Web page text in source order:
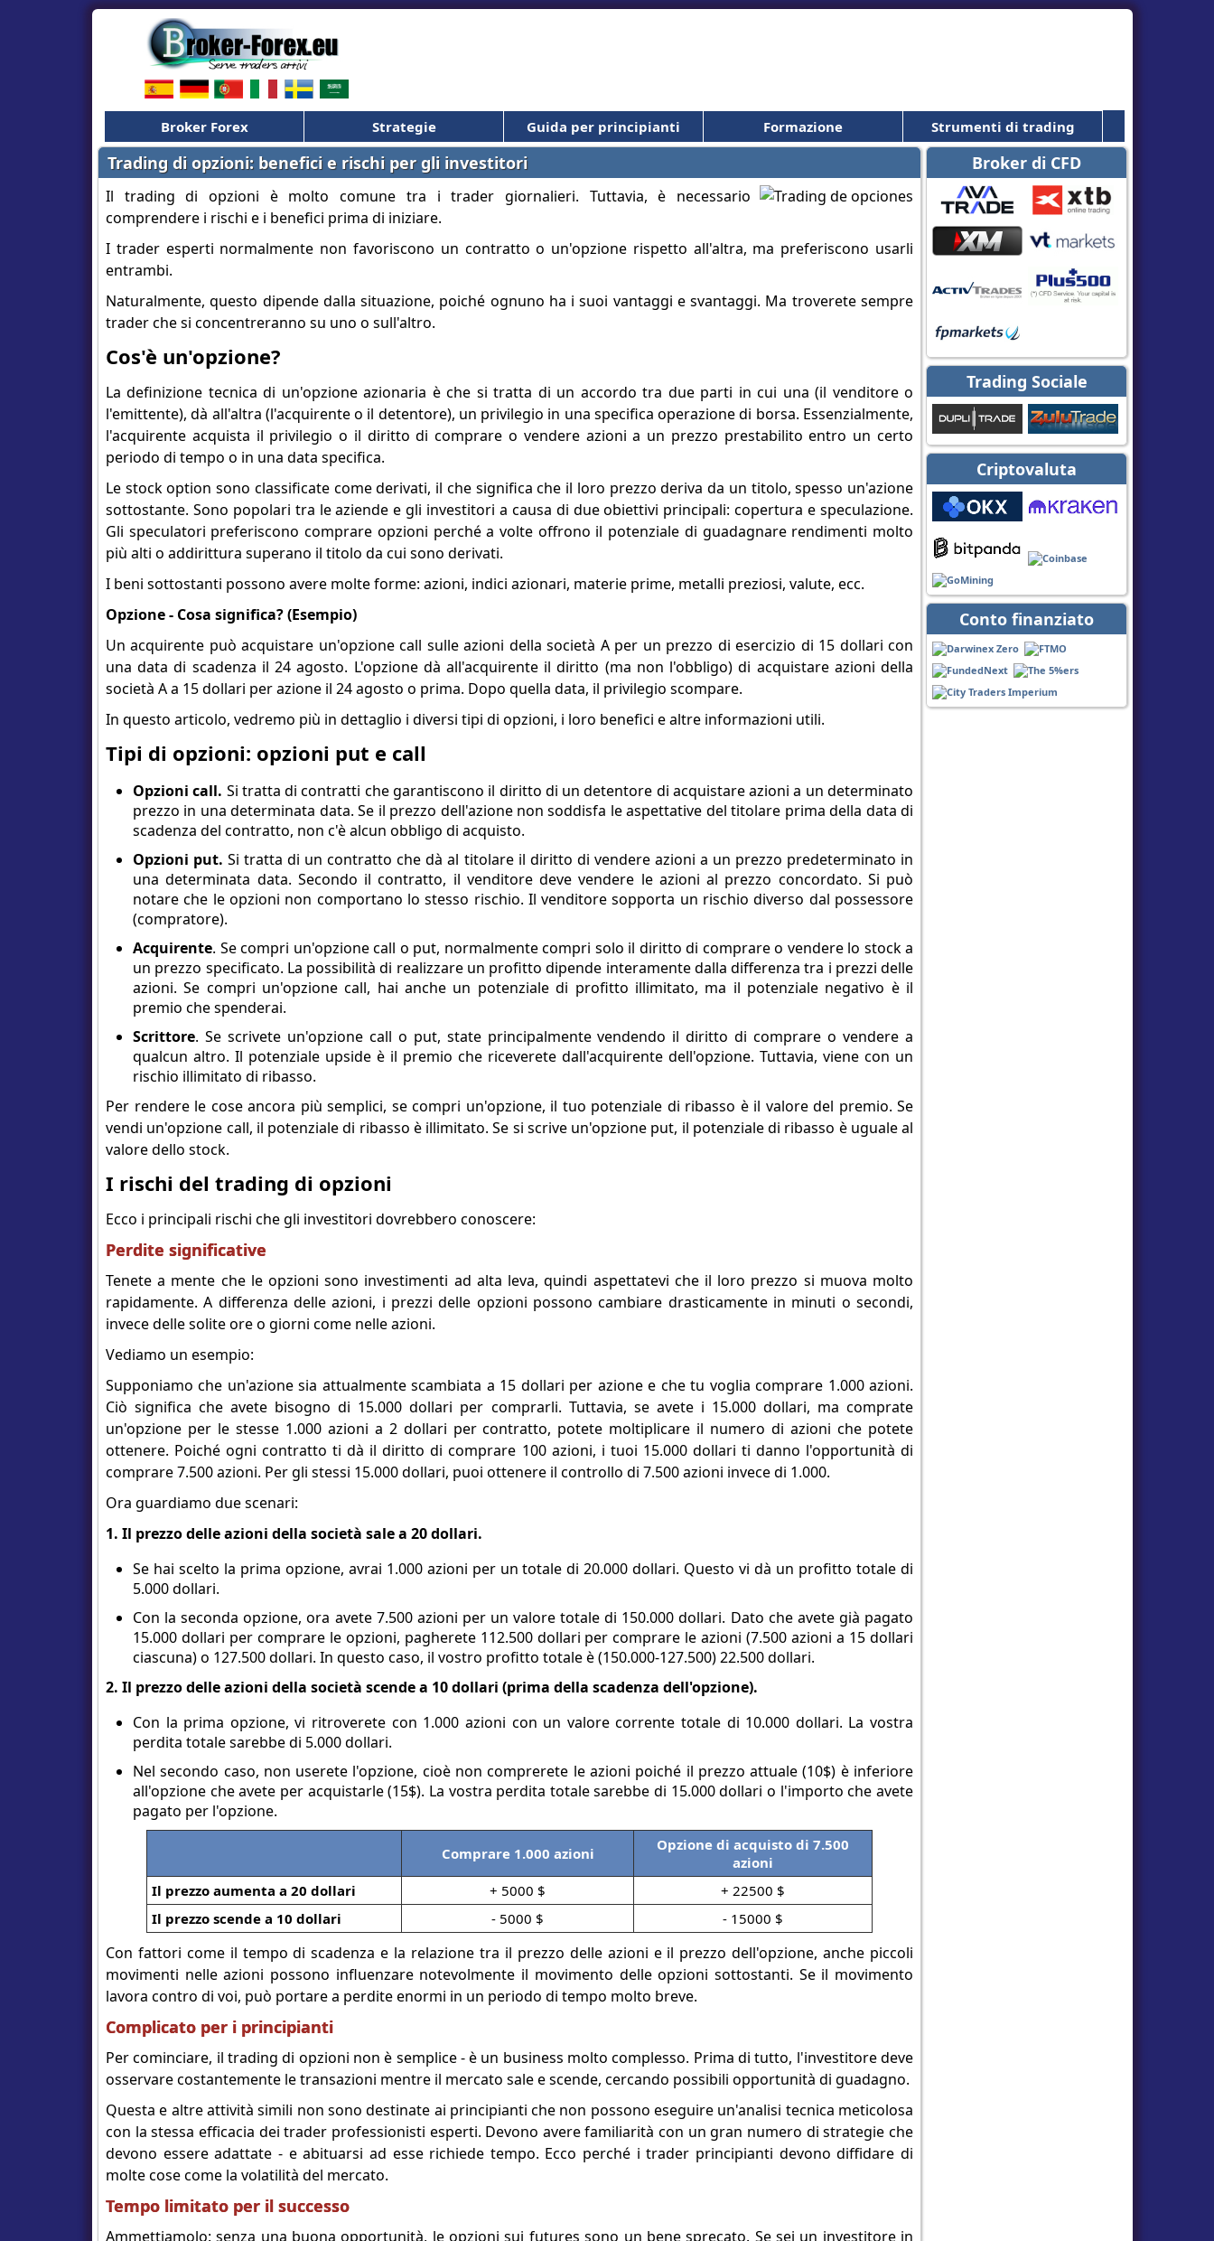
Broker Forex Strategie Guida per principianti Formazione Strumenti di trading
Broker di CFD
Trading Sociale
Criptovaluta
Conto finanziato
Trading di opzioni: benefici e rischi per gli investitori
Il trading di opzioni è molto comune tra i trader giornalieri. Tuttavia, è necessario
comprendere i rischi e i benefici prima di iniziare.
I trader esperti normalmente non favoriscono un contratto o un'opzione rispetto all'altra, ma preferiscono usarli
entrambi.
Naturalmente, questo dipende dalla situazione, poiché ognuno ha i suoi vantaggi e svantaggi. Ma troverete sempre
trader che si concentreranno su uno o sull'altro.
Cos'è un'opzione?
La definizione tecnica di un'opzione azionaria è che si tratta di un accordo tra due parti in cui una (il venditore o
l'emittente), dà all'altra (l'acquirente o il detentore), un privilegio in una specifica operazione di borsa. Essenzialmente,
l'acquirente acquista il privilegio o il diritto di comprare o vendere azioni a un prezzo prestabilito entro un certo
periodo di tempo o in una data specifica.
Le stock option sono classificate come derivati, il che significa che il loro prezzo deriva da un titolo, spesso un'azione
sottostante. Sono popolari tra le aziende e gli investitori a causa di due obiettivi principali: copertura e speculazione.
Gli speculatori preferiscono comprare opzioni perché a volte offrono il potenziale di guadagnare rendimenti molto
più alti o addirittura superano il titolo da cui sono derivati.
I beni sottostanti possono avere molte forme: azioni, indici azionari, materie prime, metalli preziosi, valute, ecc.
Opzione - Cosa significa? (Esempio)
Un acquirente può acquistare un'opzione call sulle azioni della società A per un prezzo di esercizio di 15 dollari con
una data di scadenza il 24 agosto. L'opzione dà all'acquirente il diritto (ma non l'obbligo) di acquistare azioni della
società A a 15 dollari per azione il 24 agosto o prima. Dopo quella data, il privilegio scompare.
In questo articolo, vedremo più in dettaglio i diversi tipi di opzioni, i loro benefici e altre informazioni utili.
Tipi di opzioni: opzioni put e call
Opzioni call. Si tratta di contratti che garantiscono il diritto di un detentore di acquistare azioni a un determinato
prezzo in una determinata data. Se il prezzo dell'azione non soddisfa le aspettative del titolare prima della data di
scadenza del contratto, non c'è alcun obbligo di acquisto.
Opzioni put. Si tratta di un contratto che dà al titolare il diritto di vendere azioni a un prezzo predeterminato in
una determinata data. Secondo il contratto, il venditore deve vendere le azioni al prezzo concordato. Si può
notare che le opzioni non comportano lo stesso rischio. Il venditore sopporta un rischio diverso dal possessore
(compratore).
Acquirente. Se compri un'opzione call o put, normalmente compri solo il diritto di comprare o vendere lo stock a
un prezzo specificato. La possibilità di realizzare un profitto dipende interamente dalla differenza tra i prezzi delle
azioni. Se compri un'opzione call, hai anche un potenziale di profitto illimitato, ma il potenziale negativo è il
premio che spenderai.
Scrittore. Se scrivete un'opzione call o put, state principalmente vendendo il diritto di comprare o vendere a
qualcun altro. Il potenziale upside è il premio che riceverete dall'acquirente dell'opzione. Tuttavia, viene con un
rischio illimitato di ribasso.
Per rendere le cose ancora più semplici, se compri un'opzione, il tuo potenziale di ribasso è il valore del premio. Se
vendi un'opzione call, il potenziale di ribasso è illimitato. Se si scrive un'opzione put, il potenziale di ribasso è uguale al
valore dello stock.
I rischi del trading di opzioni
Ecco i principali rischi che gli investitori dovrebbero conoscere:
Perdite significative
Tenete a mente che le opzioni sono investimenti ad alta leva, quindi aspettatevi che il loro prezzo si muova molto
rapidamente. A differenza delle azioni, i prezzi delle opzioni possono cambiare drasticamente in minuti o secondi,
invece delle solite ore o giorni come nelle azioni.
Vediamo un esempio:
Supponiamo che un'azione sia attualmente scambiata a 15 dollari per azione e che tu voglia comprare 1.000 azioni.
Ciò significa che avete bisogno di 15.000 dollari per comprarli. Tuttavia, se avete i 15.000 dollari, ma comprate
un'opzione per le stesse 1.000 azioni a 2 dollari per contratto, potete moltiplicare il numero di azioni che potete
ottenere. Poiché ogni contratto ti dà il diritto di comprare 100 azioni, i tuoi 15.000 dollari ti danno l'opportunità di
comprare 7.500 azioni. Per gli stessi 15.000 dollari, puoi ottenere il controllo di 7.500 azioni invece di 1.000.
Ora guardiamo due scenari:
1. Il prezzo delle azioni della società sale a 20 dollari.
Se hai scelto la prima opzione, avrai 1.000 azioni per un totale di 20.000 dollari. Questo vi dà un profitto totale di
5.000 dollari.
Con la seconda opzione, ora avete 7.500 azioni per un valore totale di 150.000 dollari. Dato che avete già pagato
15.000 dollari per comprare le opzioni, pagherete 112.500 dollari per comprare le azioni (7.500 azioni a 15 dollari
ciascuna) o 127.500 dollari. In questo caso, il vostro profitto totale è (150.000-127.500) 22.500 dollari.
2. Il prezzo delle azioni della società scende a 10 dollari (prima della scadenza dell'opzione).
Con la prima opzione, vi ritroverete con 1.000 azioni con un valore corrente totale di 10.000 dollari. La vostra
perdita totale sarebbe di 5.000 dollari.
Nel secondo caso, non userete l'opzione, cioè non comprerete le azioni poiché il prezzo attuale (10$) è inferiore
all'opzione che avete per acquistarle (15$). La vostra perdita totale sarebbe di 15.000 dollari o l'importo che avete
pagato per l'opzione.
Comprare 1.000 azioni
Opzione di acquisto di 7.500
azioni
Il prezzo aumenta a 20 dollari
+ 5000 $
+ 22500 $
Il prezzo scende a 10 dollari
- 5000 $ - 15000 $
Con fattori come il tempo di scadenza e la relazione tra il prezzo delle azioni e il prezzo dell'opzione, anche piccoli
movimenti nelle azioni possono influenzare notevolmente il movimento delle opzioni sottostanti. Se il movimento
lavora contro di voi, può portare a perdite enormi in un periodo di tempo molto breve.
Complicato per i principianti
Per cominciare, il trading di opzioni non è semplice - è un business molto complesso. Prima di tutto, l'investitore deve
osservare costantemente le transazioni mentre il mercato sale e scende, cercando possibili opportunità di guadagno.
Questa e altre attività simili non sono destinate ai principianti che non possono eseguire un'analisi tecnica meticolosa
con la stessa efficacia dei trader professionisti esperti. Devono avere familiarità con un gran numero di strategie che
devono essere adattate - e abituarsi ad esse richiede tempo. Ecco perché i trader principianti devono diffidare di
molte cose come la volatilità del mercato.
Tempo limitato per il successo
Ammettiamolo: senza una buona opportunità, le opzioni sui futures sono un bene sprecato. Se sei un investitore in